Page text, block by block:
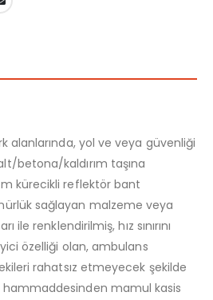
alanlarında, yol ve veya güvenliği
betona/kaldırım taşına
kürecikli reflektör bant
sağlayan malzeme veya
ile renklendirilmiş, hız sınırını
özelliği olan, ambulans
rahatsız etmeyecek şekilde
mamul kasis